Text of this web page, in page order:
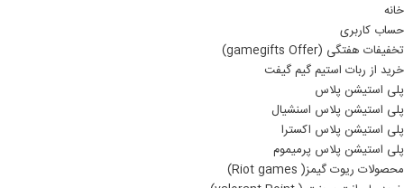
خانه
حساب کاربری
تخفیفات هفتگی (gamegifts Offer)
خرید از ربات استیم گیم گیفت
پلی استیشن پلاس
پلی استیشن پلاس اسنشیال
پلی استیشن پلاس اکسترا
پلی استیشن پلاس پرمیموم
محصولات ریوت گیمز( Riot games)